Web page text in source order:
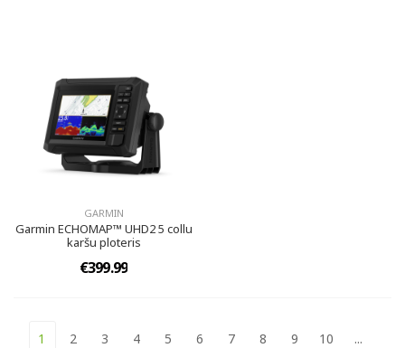
GARMIN
Garmin ECHOMAP™ UHD2 5 collu
karšu ploteris
€399.99
1 2 3 4 5 6 7 8 9 10 ...